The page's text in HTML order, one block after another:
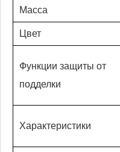
Масса
Цвет
Функции защиты от
подделки
Характеристики